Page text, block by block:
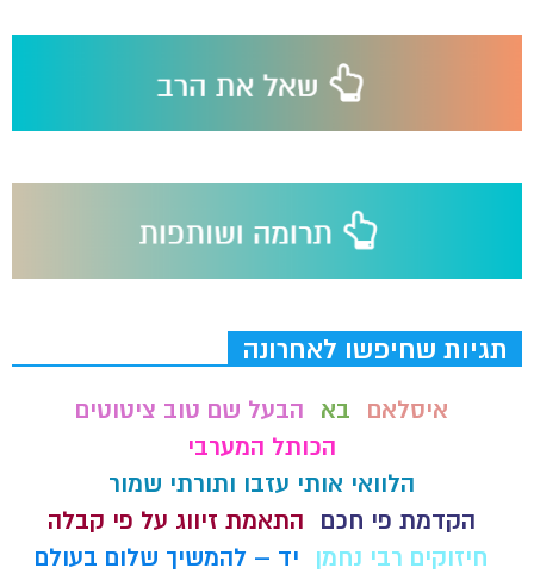
תגיות שחיפשו לאחרונה
איסלאם בא
הבעל שם טוב ציטוטים
הכותל המערבי
הלוואי אותי עזבו ותורתי שמור
הקדמת פי חכם
התאמת זיווג על פי קבלה
חיזוקים רבי נחמן
יד – להמשיך שלום בעולם